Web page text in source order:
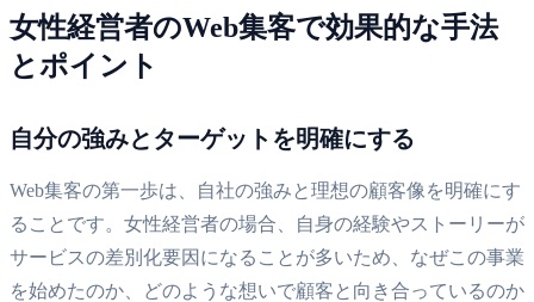
女性経営者のWeb集客で効果的な手法
とポイント
自分の強みとターゲットを明確にする
Web集客の第一歩は、自社の強みと理想の顧客像を明確にす
ることです。女性経営者の場合、自身の経験やストーリーが
サービスの差別化要因になることが多いため、なぜこの事業
を始めたのか、どのような想いで顧客と向き合っているのか